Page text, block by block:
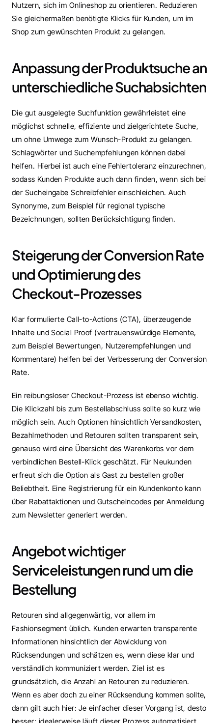
Nutzern, sich im Onlineshop zu orientieren. Reduzieren
Sie gleichermaßen benötigte Klicks für Kunden, um im
Shop zum gewünschten Produkt zu gelangen.
Anpassung der Produktsuche an
unterschiedliche Suchabsichten
Die gut ausgelegte Suchfunktion gewährleistet eine
möglichst schnelle, effiziente und zielgerichtete Suche,
um ohne Umwege zum Wunsch-Produkt zu gelangen.
Schlagwörter und Suchempfehlungen können dabei
helfen. Hierbei ist auch eine Fehlertoleranz einzurechnen,
sodass Kunden Produkte auch dann finden, wenn sich bei
der Sucheingabe Schreibfehler einschleichen. Auch
Synonyme, zum Beispiel für regional typische
Bezeichnungen, sollten Berücksichtigung finden.
Steigerung der Conversion Rate
und Optimierung des
Checkout-Prozesses
Klar formulierte Call-to-Actions (CTA), überzeugende
Inhalte und Social Proof (vertrauenswürdige Elemente,
zum Beispiel Bewertungen, Nutzerempfehlungen und
Kommentare) helfen bei der Verbesserung der Conversion
Rate.
Ein reibungsloser Checkout-Prozess ist ebenso wichtig.
Die Klickzahl bis zum Bestellabschluss sollte so kurz wie
möglich sein. Auch Optionen hinsichtlich Versandkosten,
Bezahlmethoden und Retouren sollten transparent sein,
genauso wird eine Übersicht des Warenkorbs vor dem
verbindlichen Bestell-Klick geschätzt. Für Neukunden
erfreut sich die Option als Gast zu bestellen großer
Beliebtheit. Eine Registrierung für ein Kundenkonto kann
über Rabattaktionen und Gutscheincodes per Anmeldung
zum Newsletter generiert werden.
Angebot wichtiger
Serviceleistungen rund um die
Bestellung
Retouren sind allgegenwärtig, vor allem im
Fashionsegment üblich. Kunden erwarten transparente
Informationen hinsichtlich der Abwicklung von
Rücksendungen und schätzen es, wenn diese klar und
verständlich kommuniziert werden. Ziel ist es
grundsätzlich, die Anzahl an Retouren zu reduzieren.
Wenn es aber doch zu einer Rücksendung kommen sollte,
dann gilt auch hier: Je einfacher dieser Vorgang ist, desto